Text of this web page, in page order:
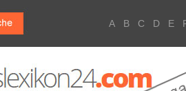
A B C D E